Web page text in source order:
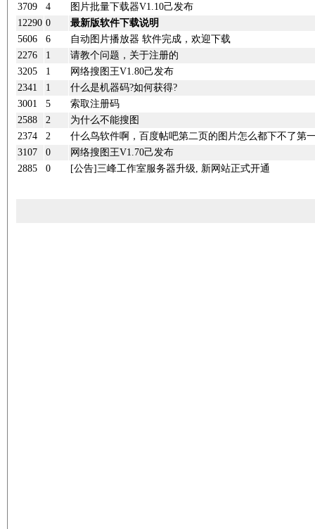
3709
4
图片批量下载器V1.10己发布
12290 0
最新版软件下载说明
5606
6
自动图片播放器 软件完成，欢迎下载
2276
1
请教个问题，关于注册的
3205
1
网络搜图王V1.80己发布
2341
1
什么是机器码?如何获得?
3001
5
索取注册码
2588
2
为什么不能搜图
2374
2
什么鸟软件啊，百度帖吧第二页的图片怎么都下不了第
3107
0
网络搜图王V1.70己发布
2885
0 [公告]三峰工作室服务器升级, 新网站正式开通